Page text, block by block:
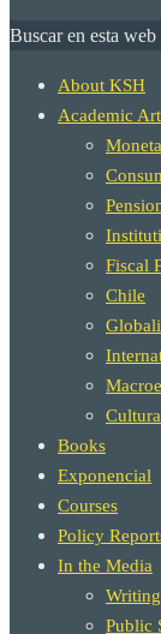
Buscar en esta web
About KSH
Academic
Fiscal
Chile
Books
Exponencial
Courses
Policy
In the Media
Public